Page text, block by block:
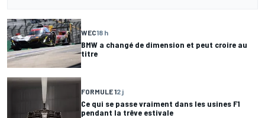
WEC18 h
BMW a changé de dimension et peut croire au
titre
FORMULE 12 j
Ce qui se passe vraiment dans les usines F1
pendant la trêve estivale